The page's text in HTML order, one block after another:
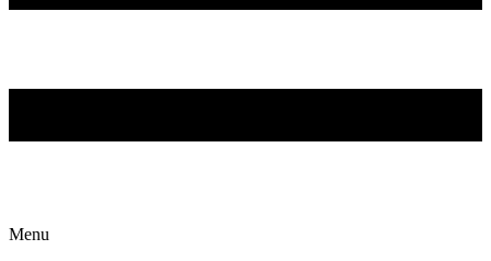
Menu